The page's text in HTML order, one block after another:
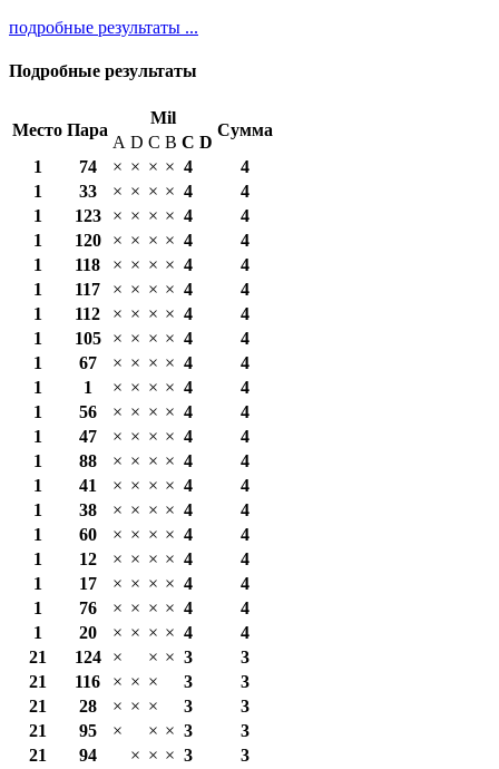
подробные результаты ...
Подробные результаты
Место Пара
Mil
Сумма
A D C B С D
1
74 × × × × 4
4
1
33 × × × × 4
4
1
123 × × × × 4
4
1
120 × × × × 4
4
1
118 × × × × 4
4
1
117 × × × × 4
4
1
112 × × × × 4
4
1
105 × × × × 4
4
1
67 × × × × 4
4
1
1 × × × × 4
4
1
56 × × × × 4
4
1
47 × × × × 4
4
1
88 × × × × 4
4
1
41 × × × × 4
4
1
38 × × × × 4
4
1
60 × × × × 4
4
1
12 × × × × 4
4
1
17 × × × × 4
4
1
76 × × × × 4
4
1
20 × × × × 4
4
21
124 × × × 3
3
21
116 × × × 3
3
21
28 × × × 3
3
21
95 × × × 3
3
21
94 × × × 3
3